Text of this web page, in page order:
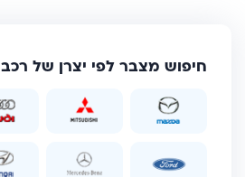
חיפוש מצבר לפי יצרן של רכב